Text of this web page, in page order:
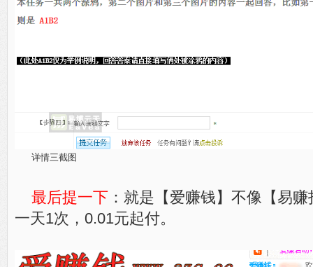
详情三截图
最后提一下 ：就是【爱赚钱】不像【易
一天1次，0.01元起付。